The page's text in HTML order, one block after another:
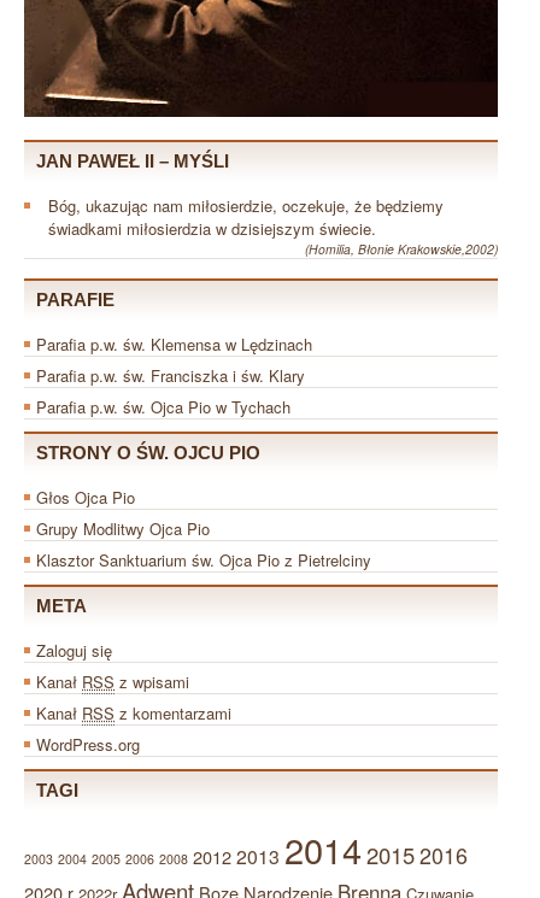
JAN PAWEŁ II – MYŚLI
Bóg, ukazując nam miłosierdzie, oczekuje, że będziemy
świadkami miłosierdzia w dzisiejszym świecie.
(Homilia, Błonie Krakowskie,2002)
PARAFIE
Parafia p.w. św. Klemensa w Lędzinach
Parafia p.w. św. Franciszka i św. Klary
Parafia p.w. św. Ojca Pio w Tychach
STRONY O ŚW. OJCU PIO
Głos Ojca Pio
Grupy Modlitwy Ojca Pio
Klasztor Sanktuarium św. Ojca Pio z Pietrelciny
META
Zaloguj się
Kanał RSS z wpisami
Kanał RSS z komentarzami
WordPress.org
TAGI
2003 2004 2005 2006 2008 20122013 201420152016
Adwent